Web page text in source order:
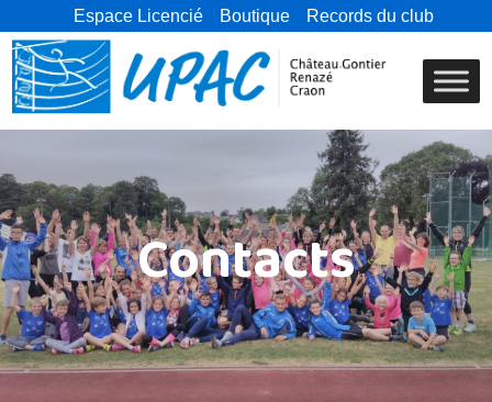
Espace Licencié Boutique Records du club
Contacts